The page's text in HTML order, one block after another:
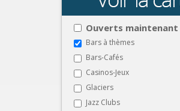
Ouverts maintenant
Bars à thèmes
Bars-Cafés
Casinos-Jeux
Glaciers
Jazz Clubs